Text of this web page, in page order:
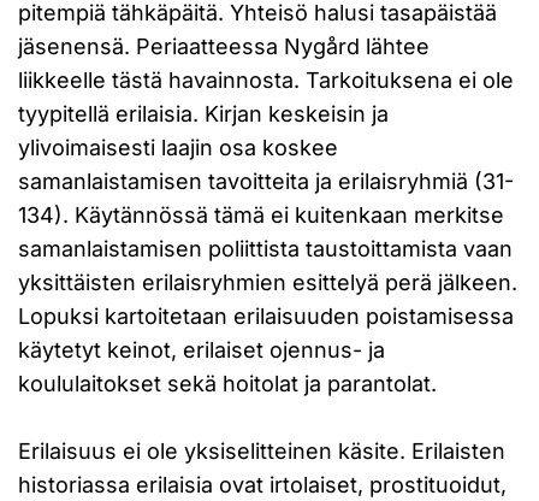
pitempiä tähkäpäitä. Yhteisö halusi tasapäistää
jäsenensä. Periaatteessa Nygård lähtee
liikkeelle tästä havainnosta. Tarkoituksena ei ole
tyypitellä erilaisia. Kirjan keskeisin ja
ylivoimaisesti laajin osa koskee
samanlaistamisen tavoitteita ja erilaisryhmiä (31-
134). Käytännössä tämä ei kuitenkaan merkitse
samanlaistamisen poliittista taustoittamista vaan
yksittäisten erilaisryhmien esittelyä perä jälkeen.
Lopuksi kartoitetaan erilaisuuden poistamisessa
käytetyt keinot, erilaiset ojennus- ja
koululaitokset sekä hoitolat ja parantolat.
Erilaisuus ei ole yksiselitteinen käsite. Erilaisten
historiassa erilaisia ovat irtolaiset, prostituoidut,